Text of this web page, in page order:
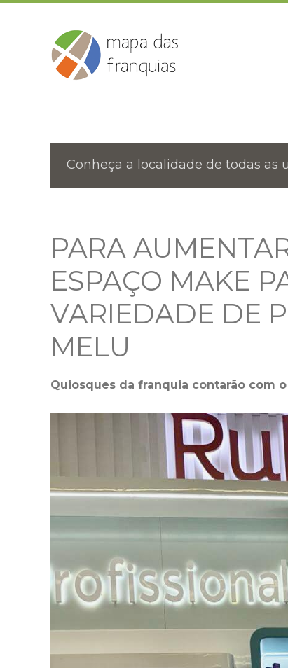
Conheça a localidade de todas as
PARA
ESPAÇO MAKE
VARIEDADE DE
MELU
Quiosques da franquia contarão com